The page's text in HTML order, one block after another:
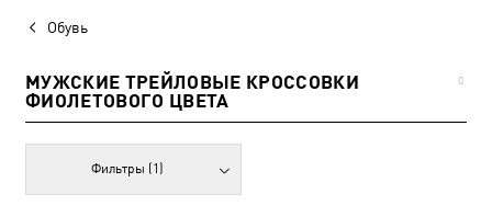
Обувь
МУЖСКИЕ ТРЕЙЛОВЫЕ КРОССОВКИ
ФИОЛЕТОВОГО ЦВЕТА
0
Фильтры (1)